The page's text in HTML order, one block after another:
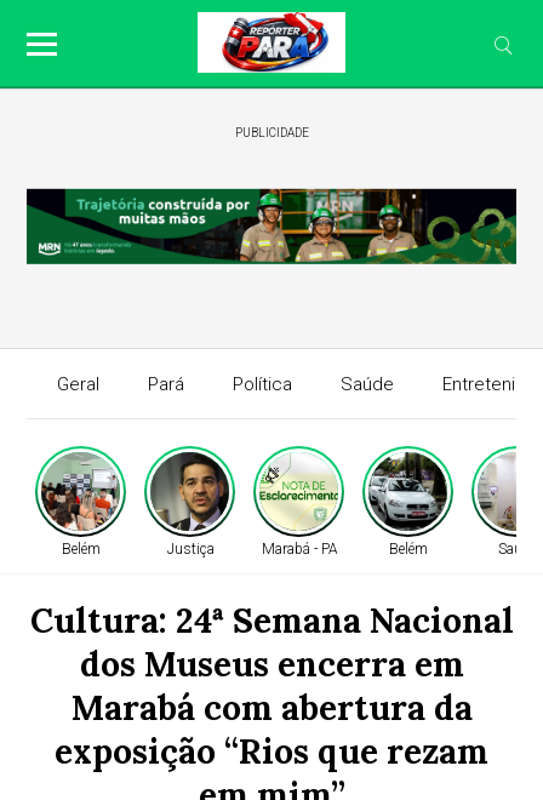
PUBLICIDADE
Geral Pará Política Saúde
Belém Justiça Marabá - PA Belém Saúde
Cultura: 24ª Semana Nacional
dos Museus encerra em
Marabá com abertura da
exposição “Rios que rezam